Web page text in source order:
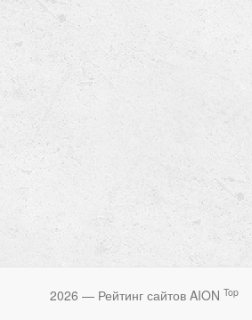
2026 — Рейтинг сайтов AION Top